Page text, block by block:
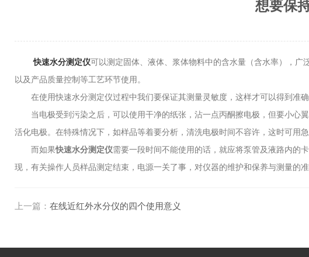
想要保
快速水分测定仪可以测定固体、液体、浆体物料中的含水量（含水率），
以及产品质量控制等工艺环节使用。
在使用快速水分测定仪过程中我们要保证其测量灵敏度，这样才可以得到准确
当电极受到污染之后，可以使用干净的纸张，沾一点丙酮擦电极，但要小心
活化电极。在特殊情况下，如样品等着要分析，清洗电极时间不容许，这时可用
而如果快速水分测定仪需要一段时间不能使用的话，就应将泵管及液路内的
现，有关操作人员样品测定结束，电源一关了事，对仪器的维护和保养与测量的
上一篇： 在线近红外水分仪的四个使用意义